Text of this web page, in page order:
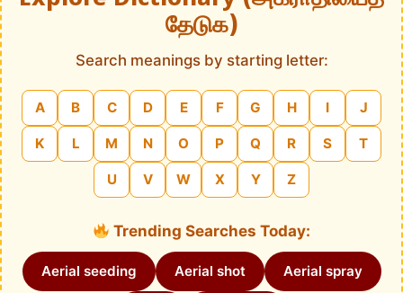
தேடுக)
Search meanings by starting letter:
A B C D E F G H I J
K L M N O P Q R S T
U V W X Y Z
Trending Searches Today:
Aerial seeding Aerial shot Aerial spray